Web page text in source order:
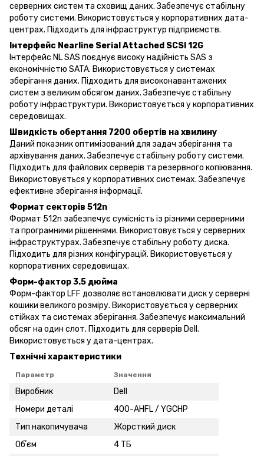
серверних систем та сховищ даних. Забезпечує стабільну
роботу системи. Використовується у корпоративних дата-
центрах. Підходить для інфраструктур підприємств.
Інтерфейс Nearline Serial Attached SCSI 12G
Інтерфейс NL SAS поєднує високу надійність SAS з
економічністю SATA. Використовується у системах
зберігання даних. Підходить для високонавантажених
систем з великим обсягом даних. Забезпечує стабільну
роботу інфраструктури. Використовується у корпоративних
середовищах.
Швидкість обертання 7200 обертів на хвилину
Даний показник оптимізований для задач зберігання та
архівування даних. Забезпечує стабільну роботу системи.
Підходить для файлових серверів та резервного копіювання.
Використовується у корпоративних системах. Забезпечує
ефективне зберігання інформації.
Формат секторів 512n
Формат 512n забезпечує сумісність із різними серверними
та програмними рішеннями. Використовується у серверних
інфраструктурах. Забезпечує стабільну роботу диска.
Підходить для різних конфігурацій. Використовується у
корпоративних середовищах.
Форм-фактор 3.5 дюйма
Форм-фактор LFF дозволяє встановлювати диск у серверні
кошики великого розміру. Використовується у серверних
стійках та системах зберігання. Забезпечує максимальний
обсяг на один слот. Підходить для серверів Dell.
Використовується у дата-центрах.
Технічні характеристики
Параметр Значення
Виробник
Dell
Номери деталі
400-AHFL / YGCHP
Тип накопичувача
Жорсткий диск
Обʼєм
4 ТБ